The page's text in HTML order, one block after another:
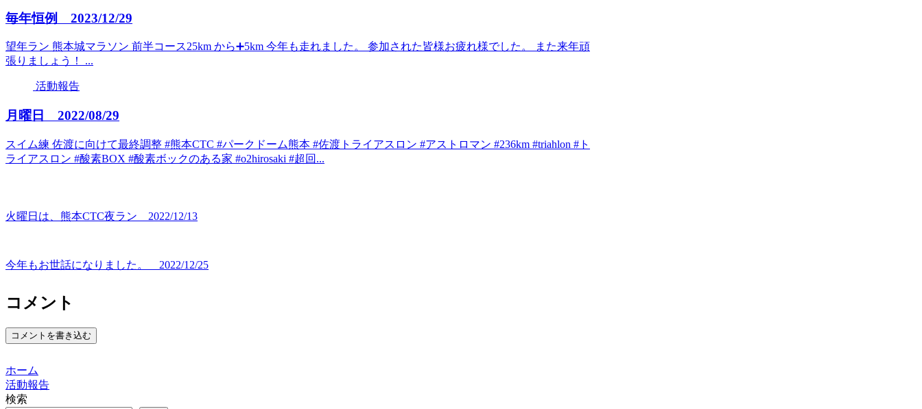
毎年恒例 2023/12/29
望年ラン 熊本城マラソン 前半コース25km から➕5km 今年も走れました。 参加された皆様お疲れ様でした。 また来年頑
張りましょう！ ...
活動報告
月曜日 2022/08/29
スイム練 佐渡に向けて最終調整 #熊本CTC #パークドーム熊本 #佐渡トライアスロン #アストロマン #236km #triahlon #ト
ライアスロン #酸素BOX #酸素ボックのある家 #o2hirosaki #超回...
火曜日は、熊本CTC夜ラン 2022/12/13
今年もお世話になりました。 2022/12/25
コメント
コメントを書き込む
ホーム
活動報告
検索